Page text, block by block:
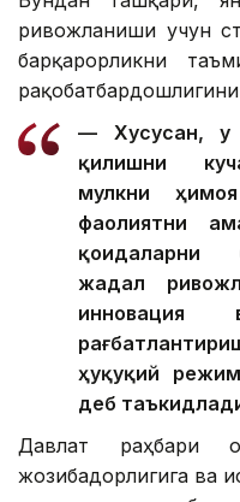
ривожланиши учун
барқарорликни
— Хусусан, у
қилишни
мулкни
фаолиятни
қоидаларни
жадал
ҳуқуқий
деб
Давлат раҳбари
жозибадорлигига ва